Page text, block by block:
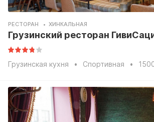
РЕСТОРАН ХИНКАЛЬНАЯ
Грузинская кухня Спортивная